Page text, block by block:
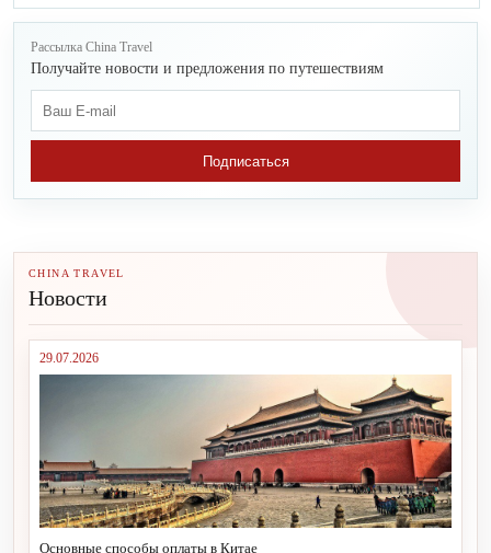
Рассылка China Travel
Получайте новости и предложения по путешествиям
Подписаться
CHINA TRAVEL
Новости
29.07.2026
Основные способы оплаты в Китае